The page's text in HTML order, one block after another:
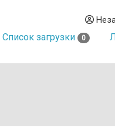
Список загрузки 0